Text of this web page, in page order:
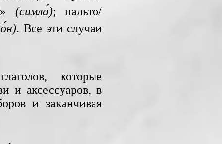
» (симла́); пальто/
. Все эти случаи
которые
и аксессуаров, в
и заканчивая